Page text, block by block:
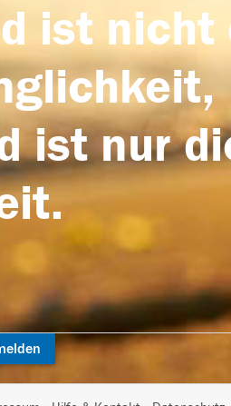
ist
ist nur